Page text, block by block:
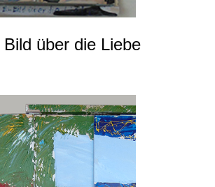
Bild über die Liebe